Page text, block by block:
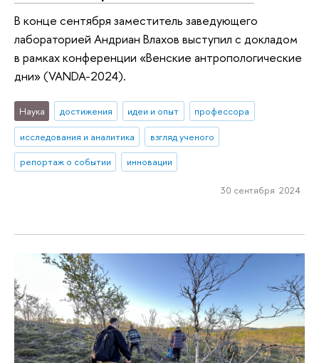
В конце сентября заместитель заведующего
лабораторией Андриан Влахов выступил с докладом
в рамках конференции «Венские антропологические
дни» (VANDA-2024).
Наука достижения идеи и опыт
профессора
исследования и аналитика
взгляд ученого
репортаж о событии
инновации
30 сентября 2024